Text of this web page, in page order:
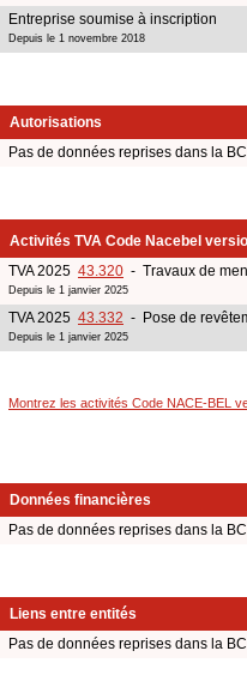
Entreprise soumise à inscription
Depuis le 1 novembre 2018
Autorisations
Pas de données reprises dans la
Activités TVA Code Nacebel
TVA 2025 43.320 - Travaux de
Depuis le 1 janvier 2025
TVA 2025 43.332 - Pose de
Depuis le 1 janvier 2025
Montrez les activités Code NACE-BEL
Données financières
Pas de données reprises dans la
Liens entre entités
Pas de données reprises dans la